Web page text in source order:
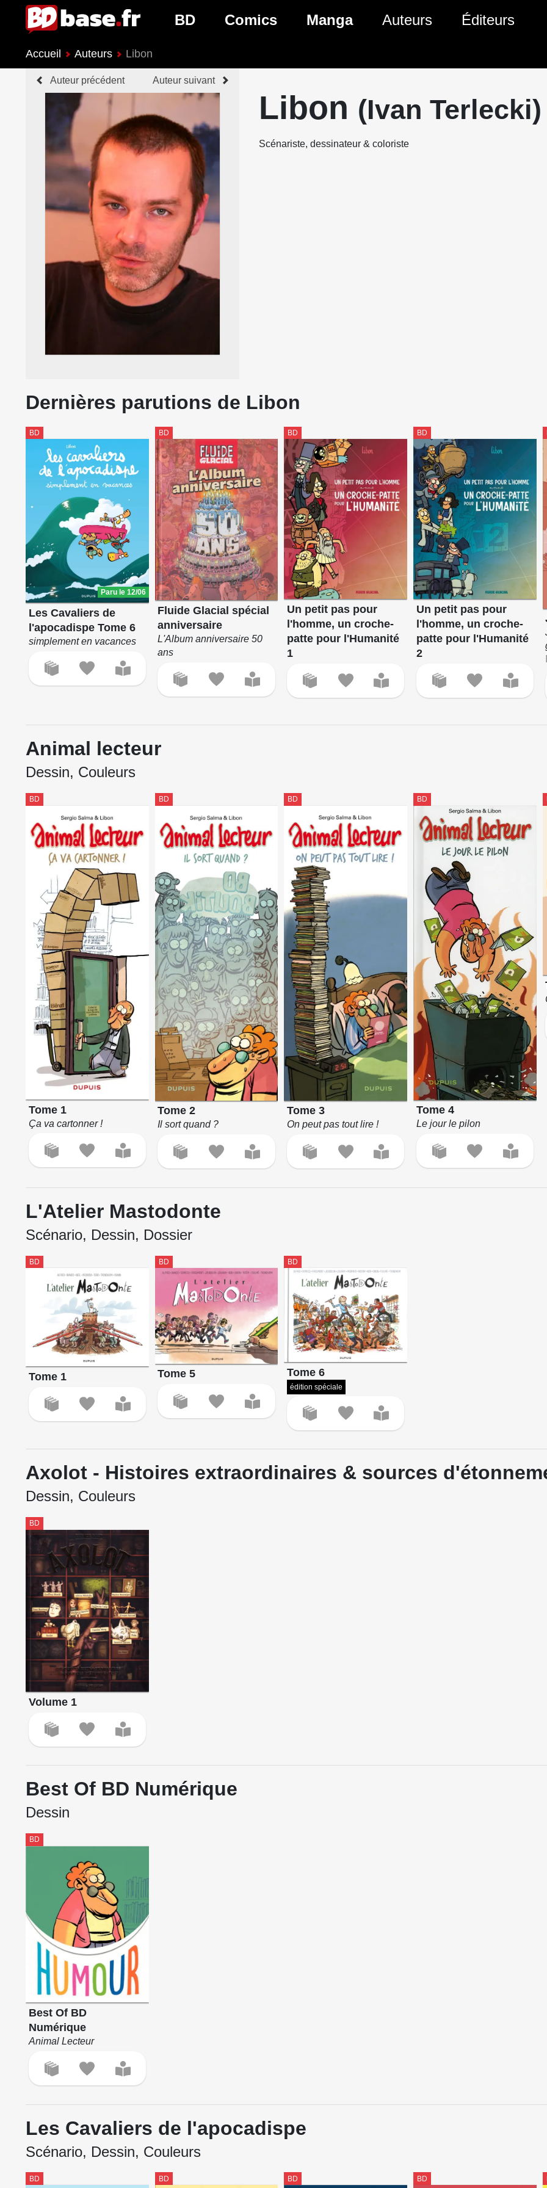
BD
Prochaines sorties BD
Comics
Genres Comics
Manga
Genres Manga
Auteurs Éditeurs
Accueil Auteurs Libon
Auteur précédent Auteur suivant
Libon (Ivan Terlecki)
Scénariste, dessinateur & coloriste
Dernières parutions de Libon
BD
Paru le 12/06
Les Cavaliers de
l'apocadispe Tome 6
simplement en vacances
BD
Fluide Glacial spécial
anniversaire
L'Album anniversaire 50
ans
BD
Un petit pas pour
l'homme, un croche-
patte pour l'Humanité
1
BD
Un petit pas pour
l'homme, un croche-
patte pour l'Humanité
2
Animal lecteur
Dessin, Couleurs
BD
Tome 1
Ça va cartonner !
BD
Tome 2
Il sort quand ?
BD
Tome 3
On peut pas tout lire !
BD
Tome 4
Le jour le pilon
L'Atelier Mastodonte
Scénario, Dessin, Dossier
BD
Tome 1
BD
Tome 5
BD
Tome 6
édition spéciale
Axolot - Histoires extraordinaires & sources
Dessin, Couleurs
BD
Volume 1
Best Of BD Numérique
Dessin
BD
Best Of BD
Numérique
Animal Lecteur
Les Cavaliers de l'apocadispe
Scénario, Dessin, Couleurs
BD BD BD BD